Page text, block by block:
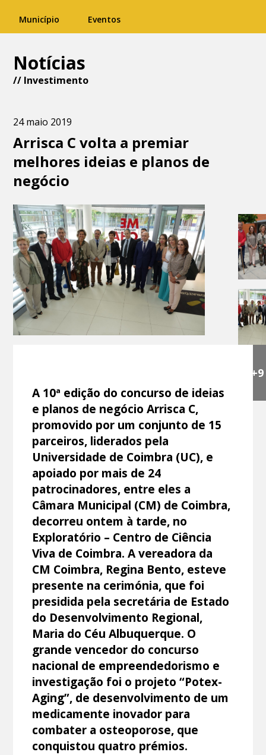
Município Eventos
Notícias
// Investimento
24 maio 2019
Arrisca C volta a premiar
melhores ideias e planos de
negócio
+9
A 10ª edição do concurso de ideias
e planos de negócio Arrisca C,
promovido por um conjunto de 15
parceiros, liderados pela
Universidade de Coimbra (UC), e
apoiado por mais de 24
patrocinadores, entre eles a
Câmara Municipal (CM) de Coimbra,
decorreu ontem à tarde, no
Exploratório – Centro de Ciência
Viva de Coimbra. A vereadora da
CM Coimbra, Regina Bento, esteve
presente na cerimónia, que foi
presidida pela secretária de Estado
do Desenvolvimento Regional,
Maria do Céu Albuquerque. O
grande vencedor do concurso
nacional de empreendedorismo e
investigação foi o projeto “Potex-
Aging”, de desenvolvimento de um
medicamente inovador para
combater a osteoporose, que
conquistou quatro prémios.